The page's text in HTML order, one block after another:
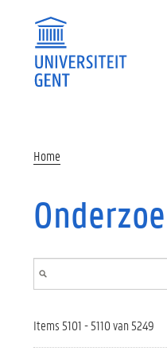
Home
Items 5101 - 5110 van 5249